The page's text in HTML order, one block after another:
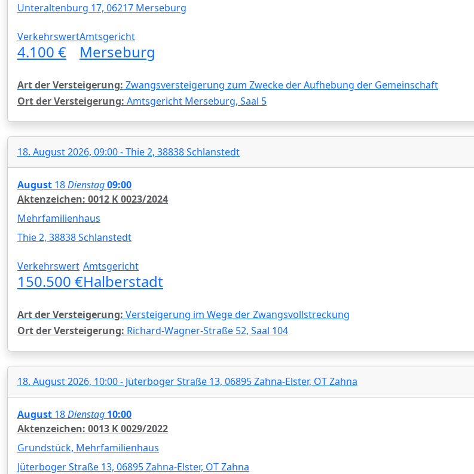
Unteraltenburg 17, 06217 Merseburg
Verkehrswert
4.100 €
Amtsgericht
Merseburg
Art der Versteigerung: Zwangsversteigerung zum Zwecke der Aufhebung der Gemeinschaft
Ort der Versteigerung: Amtsgericht Merseburg, Saal 5
18. August 2026, 09:00 - Thie 2, 38838 Schlanstedt
August 18Dienstag09:00
Aktenzeichen: 0012 K 0023/2024
Mehrfamilienhaus
Thie 2, 38838 Schlanstedt
Verkehrswert
150.500 €
Amtsgericht
Halberstadt
Art der Versteigerung: Versteigerung im Wege der Zwangsvollstreckung
Ort der Versteigerung: Richard-Wagner-Straße 52, Saal 104
18. August 2026, 10:00 - Jüterboger Straße 13, 06895 Zahna-Elster, OT Zahna
August 18Dienstag 10:00
Aktenzeichen: 0013 K 0029/2022
Grundstück, Mehrfamilienhaus
Jüterboger Straße 13, 06895 Zahna-Elster, OT Zahna